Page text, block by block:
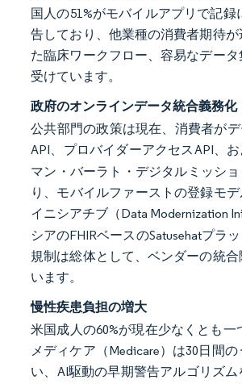
国人の51%がモバイルアプリで記
告しており、他業種の消費者期待
た臨床ワークフロー、容易なデー
受けています。
政府のオンラインデータ統合義務化
公共部門の政策は現在、消費者が
API、プロバイダーアクセスAPI、
マン・バーラト・デジタルミッシ
り、モバイルファーストの登録モ
イニシアチブ（Data Modernization
シアのFHIRベースのSatusehatプラ
規制は総体として、ベンダーの統
います。
慢性疾患負担の増大
米国成人の60%が現在少なくとも
メディケア（Medicare）は30日間
い、AI駆動の早期警告アルゴリズ